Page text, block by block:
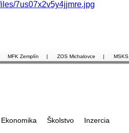
MFK Zemplín | ZOS Michalovce | MSKS
Ekonomika Školstvo Inzercia